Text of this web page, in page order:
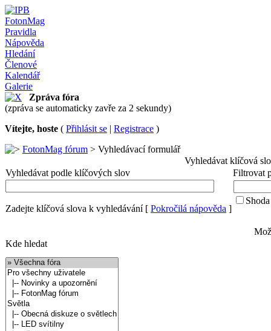
FotonMag
Pravidla
Nápověda
Hledání
Členové
Kalendář
Galerie
Zpráva fóra
(zpráva se automaticky zavře za 2 sekundy)
Vítejte, hoste ( Přihlásit se | Registrace )
FotonMag fórum > Vyhledávací formulář
Vyhledávat klíčová
Vyhledávat podle klíčových slov
Filtrovat
Zadejte klíčová slova k vyhledávání[ Pokročilá nápověda ]
Kde hledat